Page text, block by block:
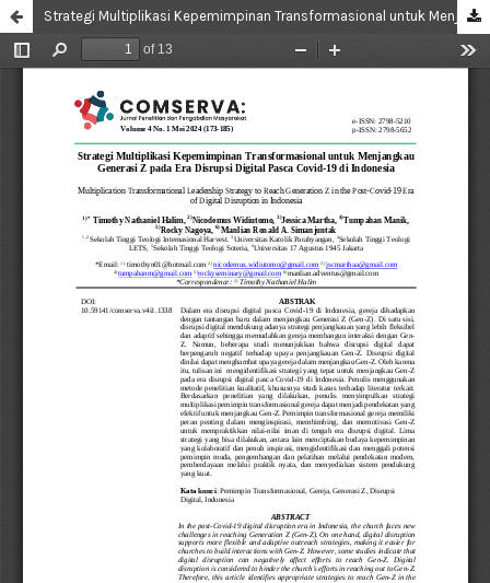
Strategi Multiplikasi Kepemimpinan Transformasional untuk Menjangkau Generasi Z pada Era Disrupsi Digital Pasca Covid-19 di Indonesia